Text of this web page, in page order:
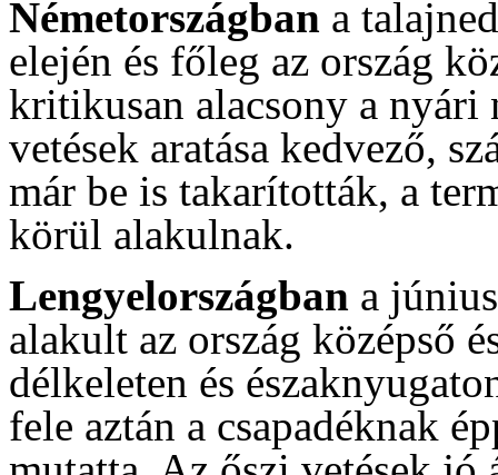
Németországban a
elején és főleg az ország
kritikusan alacsony a nyári
vetések aratása kedvező,
már be is takarították, a
körül alakulnak.
Lengyelországban a
alakult az ország középső
délkeleten és
fele aztán a csapadéknak